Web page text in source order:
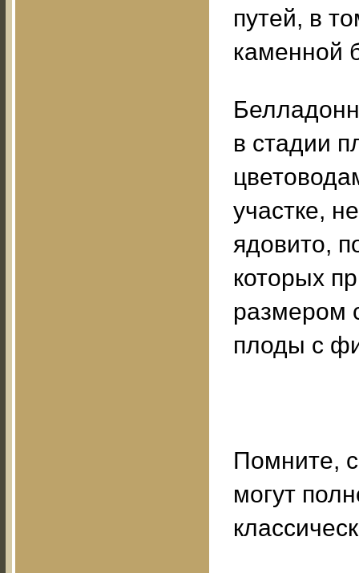
путей, в
каменной
в стадии
участке,
ядовито,
которых
размером
плоды с
Помните,
могут